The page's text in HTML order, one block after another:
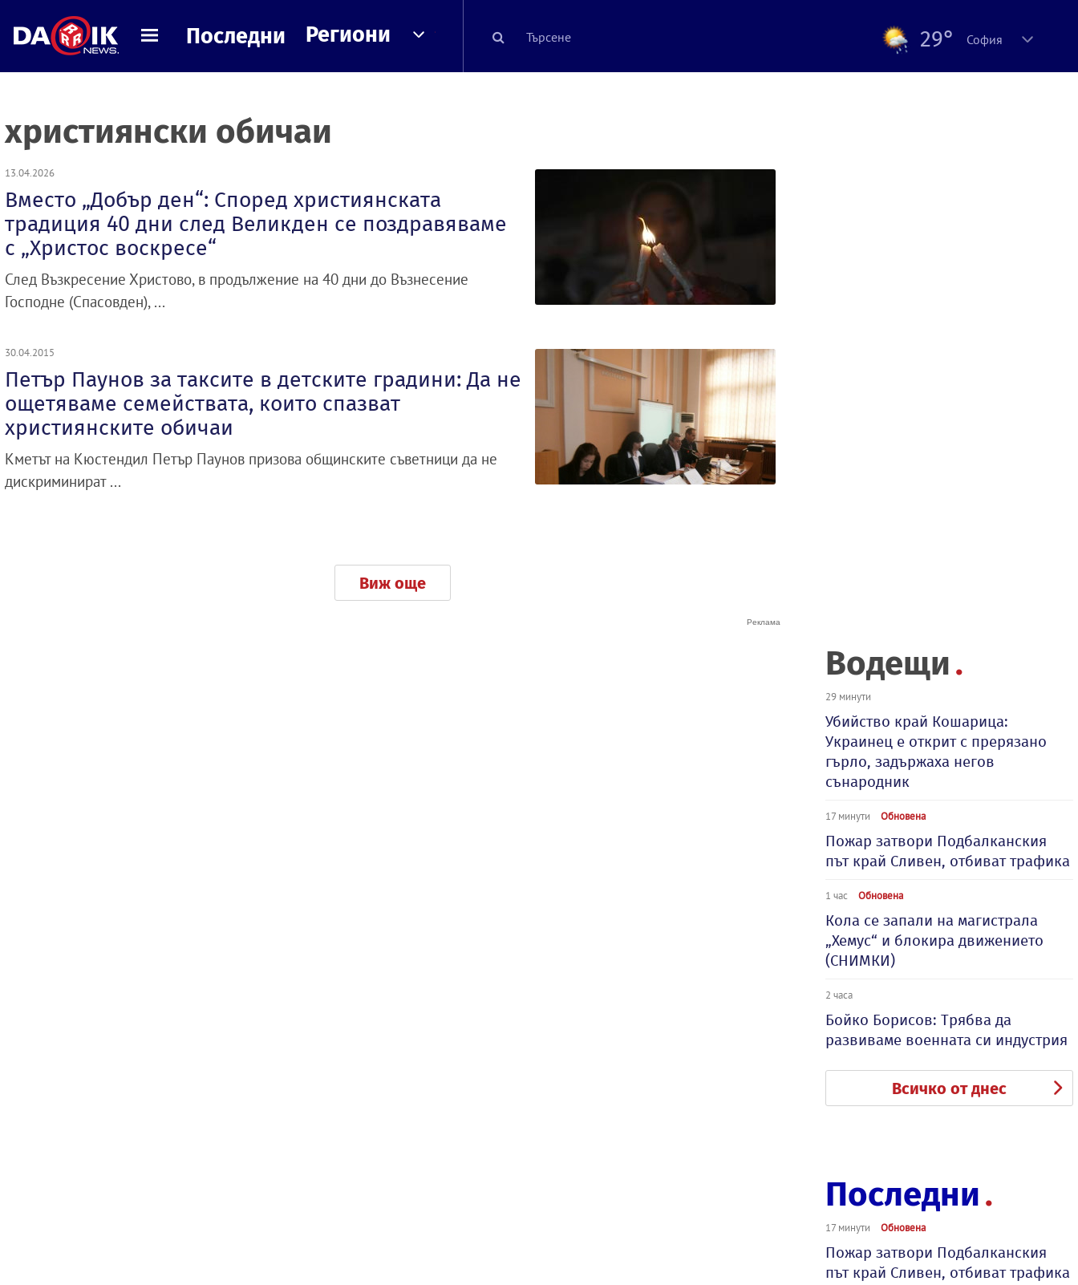
Последни Региони 29° София
християнски обичаи
13.04.2026
Вместо „Добър ден“: Според християнската
традиция 40 дни след Великден се поздравяваме
с „Христос воскресе“
След Възкресение Христово, в продължение на 40 дни до Възнесение
Господне (Спасовден), ...
30.04.2015
Петър Паунов за таксите в детските градини: Да не
ощетяваме семействата, които спазват
християнските обичаи
Кметът на Кюстендил Петър Паунов призова общинските съветници да не
дискриминират ...
Виж още
Водещи
29 минути
Убийство край Кошарица:
Украинец е открит с прерязано
гърло, задържаха негов
сънародник
17 минути Обновена
Пожар затвори Подбалканския
път край Сливен, отбиват трафика
1 час Обновена
Кола се запали на магистрала
„Хемус“ и блокира движението
(СНИМКИ)
2 часа
Бойко Борисов: Трябва да
развиваме военната си индустрия
Всичко от днес
Последни
17 минути Обновена
Пожар затвори Подбалканския
път край Сливен, отбиват трафика